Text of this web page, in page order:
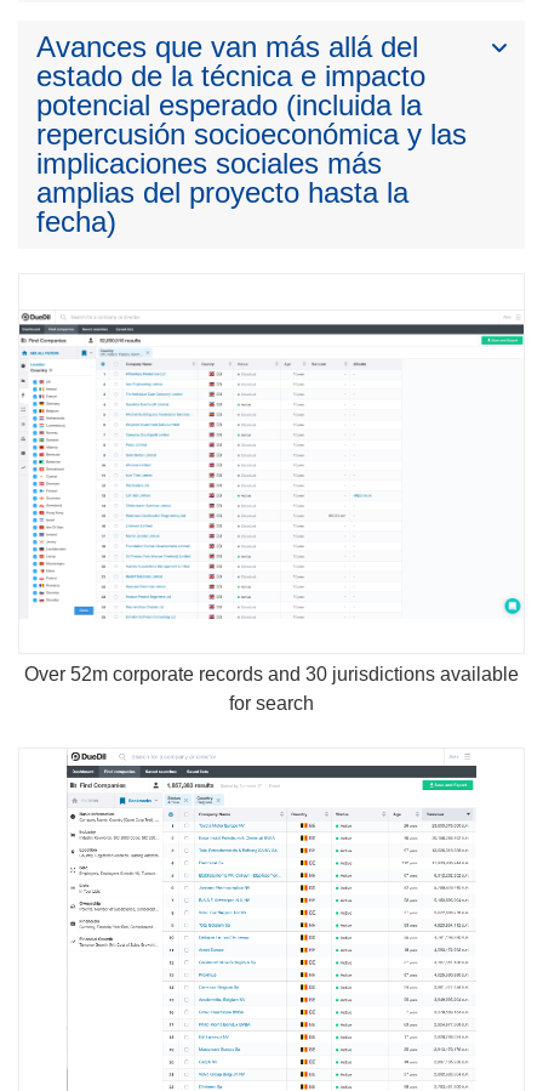
Avances que van más allá del
estado de la técnica e impacto
potencial esperado (incluida la
repercusión socioeconómica y las
implicaciones sociales más
amplias del proyecto hasta la
fecha)
Over 52m corporate records and 30 jurisdictions available
for search